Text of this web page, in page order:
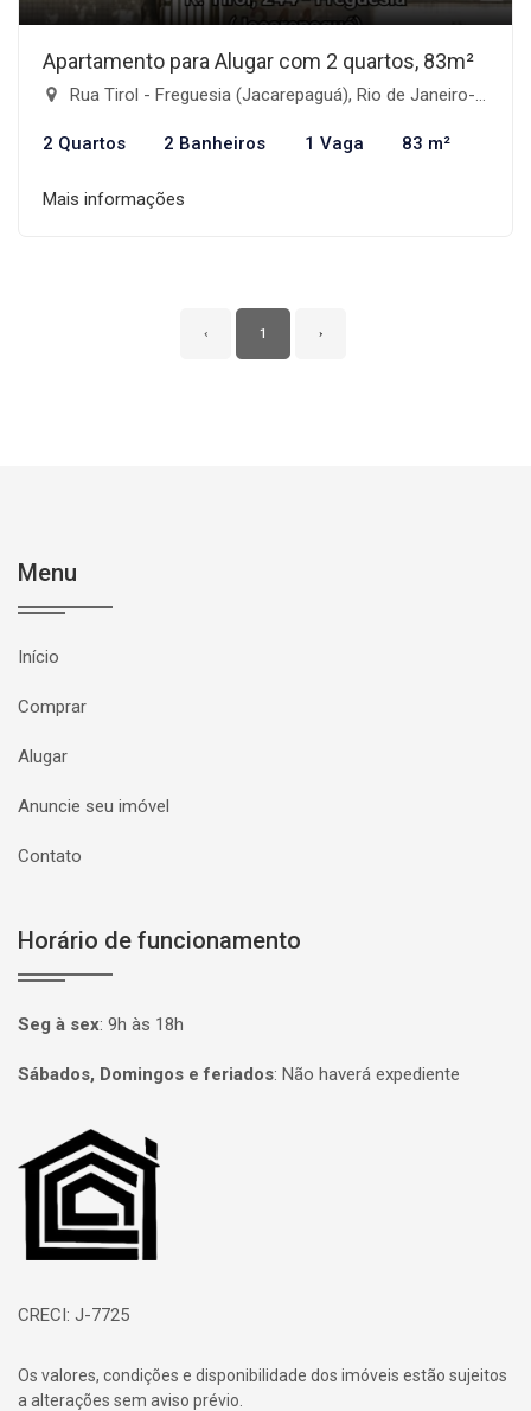
Apartamento para Alugar com 2 quartos, 83m²
Rua Tirol - Freguesia (Jacarepaguá), Rio de Janeiro-RJ
2 Quartos 2 Banheiros 1 Vaga 83 m²
Mais informações
‹ 1 ›
Menu
Início
Comprar
Alugar
Anuncie seu imóvel
Contato
Horário de funcionamento
Seg à sex: 9h às 18h
Sábados, Domingos e feriados: Não haverá expediente
Página inicial
CRECI: J-7725
Os valores, condições e disponibilidade dos imóveis estão sujeitos
a alterações sem aviso prévio.